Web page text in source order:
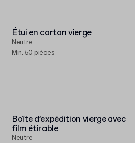
Étui en carton vierge
Neutre
Min. 50 pièces
Boîte d’expédition vierge avec
film étirable
Neutre